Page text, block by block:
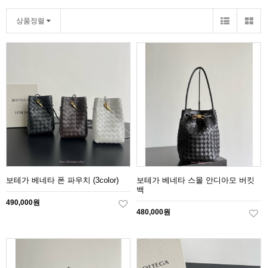
상품정렬
보테가 베네타 폰 파우치 (3color)
490,000원
보테가 베네타 스몰 안디아모 버킷
백
480,000원